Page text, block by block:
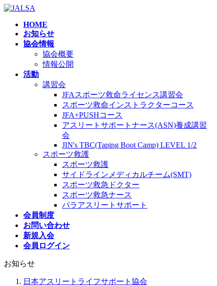
コ
ナ
HOME
お知らせ
協会情報
協会概要
情報公開
活動
講習会
JFAスポーツ救命ライセンス講習会
スポーツ救命インストラクターコース
JFA+PUSHコース
アスリートサポートナース(ASN)養成講習
会
JIN's TBC(Taping Boot Camp) LEVEL 1/2
スポーツ救護
スポーツ救護
サイドラインメディカルチーム(SMT)
スポーツ救急ドクター
スポーツ救急ナース
パラアスリートサポート
会員制度
お問い合わせ
新規入会
会員ログイン
お知らせ
日本アスリートライフサポート協会